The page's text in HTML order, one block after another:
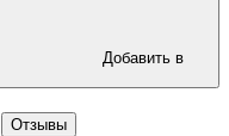
Добавить в
Отзывы